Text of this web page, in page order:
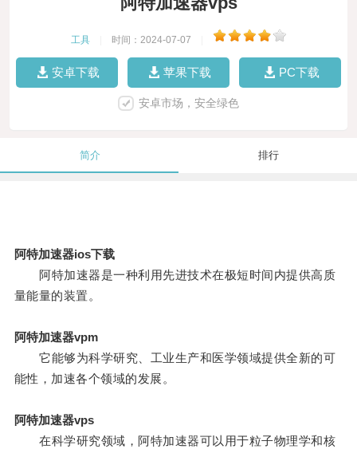
工具 时间：2024-07-07
安卓下载 苹果下载 PC下载
安卓市场，安全绿色
简介 排行
阿特加速器ios下载
阿特加速器是一种利用先进技术在极短时间内提供高质
量能量的装置。
阿特加速器vpm
它能够为科学研究、工业生产和医学领域提供全新的可
能性，加速各个领域的发展。
阿特加速器vps
在科学研究领域，阿特加速器可以用于粒子物理学和核